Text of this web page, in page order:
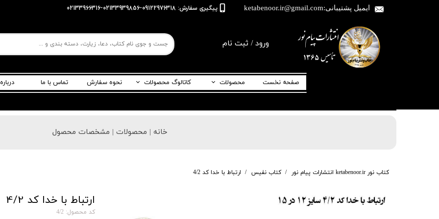
پیگیری سفارش: 09122976318-02133939856-02133966316 ایمیل پشتیبانی:ketabenoor.ir@gmail.com
صفحه نخست محصولات کاتالوگ محصولات نحوه سفارش تماس با ما
ورود / ثبت نام
تغییر گذر واژه
سفارشات
خانه | محصولات | مشخصات محصول
کتاب نور ketabenoor.ir انتشارات پیام نور کتاب نفیس ارتباط با خدا کد 4/2
ارتباط با خدا کد 4/2
کد محصول: 4/2